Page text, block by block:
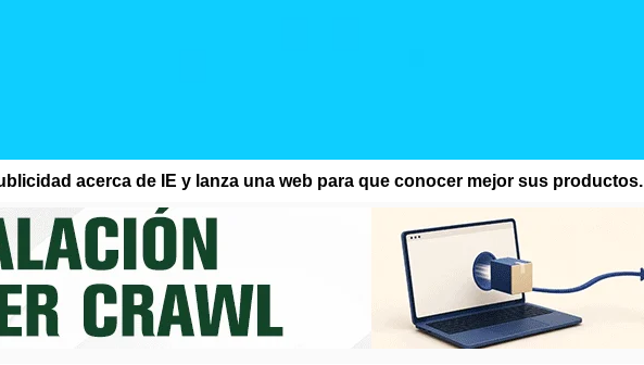
acerca de IE y lanza una web para que conocer mejor sus productos.